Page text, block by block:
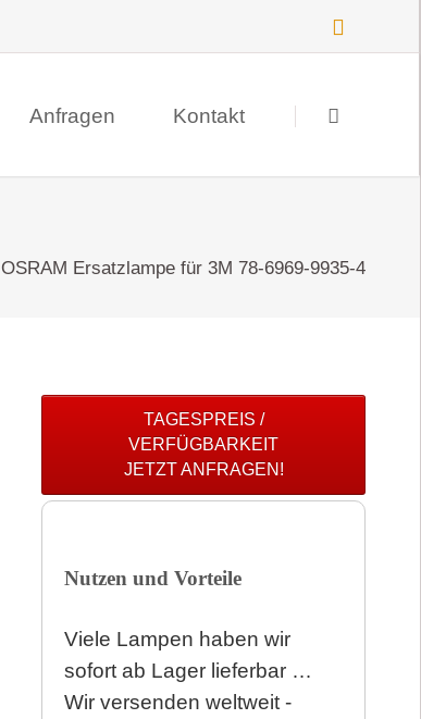
überspringen
Anfragen Kontakt
OSRAM Ersatzlampe für 3M 78-6969-9935-4
TAGESPREIS /
VERFÜGBARKEIT
JETZT ANFRAGEN!
Nutzen und Vorteile
Viele Lampen haben wir
sofort ab Lager lieferbar …
Wir versenden weltweit -